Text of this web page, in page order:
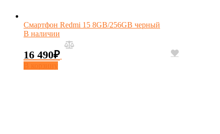
Смартфон Redmi 15 8GB/256GB черный
В наличии
16 490₽